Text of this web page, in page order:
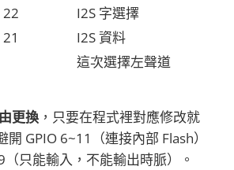
22
I2S 字選擇
I2S 資料
這次選擇左聲道
更換 ，只要在程式裡對應修改就
GPIO 6~11（連接內部 Flash）
只能輸入，不能輸出時脈）。